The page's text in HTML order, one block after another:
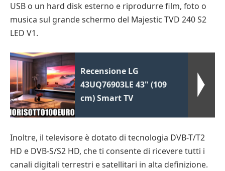
USB o un hard disk esterno e riprodurre film, foto o
musica sul grande schermo del Majestic TVD 240 S2
LED V1.
Recensione LG
43UQ76903LE 43" (109
cm) Smart TV
Inoltre, il televisore è dotato di tecnologia DVB-T/T2
HD e DVB-S/S2 HD, che ti consente di ricevere tutti i
canali digitali terrestri e satellitari in alta definizione.